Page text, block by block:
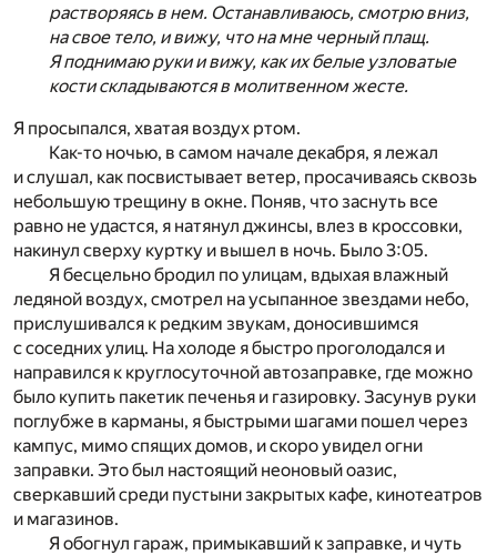
растворяясь в нем. Останавливаюсь, смотрю вниз,
на свое тело, и вижу, что на мне черный плащ.
Я поднимаю руки и вижу, как их белые узловатые
кости складываются в молитвенном жесте.
Я просыпался, хватая воздух ртом.
Как-то ночью, в самом начале декабря, я лежал
и слушал, как посвистывает ветер, просачиваясь сквозь
небольшую трещину в окне. Поняв, что заснуть все
равно не удастся, я натянул джинсы, влез в кроссовки,
накинул сверху куртку и вышел в ночь. Было 3:05.
Я бесцельно бродил по улицам, вдыхая влажный
ледяной воздух, смотрел на усыпанное звездами небо,
прислушивался к редким звукам, доносившимся
с соседних улиц. На холоде я быстро проголодался и
направился к круглосуточной автозаправке, где можно
было купить пакетик печенья и газировку. Засунув руки
поглубже в карманы, я быстрыми шагами пошел через
кампус, мимо спящих домов, и скоро увидел огни
заправки. Это был настоящий неоновый оазис,
сверкавший среди пустыни закрытых кафе, кинотеатров
и магазинов.
Я обогнул гараж, примыкавший к заправке, и чуть